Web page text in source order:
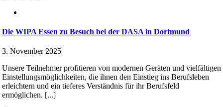
Die WIPA Essen zu Besuch bei der DASA in Dortmund
3. November 2025|
Unsere Teilnehmer profitieren von modernen Geräten und vielfältigen
Einstellungsmöglichkeiten, die ihnen den Einstieg ins Berufsleben
erleichtern und ein tieferes Verständnis für ihr Berufsfeld
ermöglichen. [...]